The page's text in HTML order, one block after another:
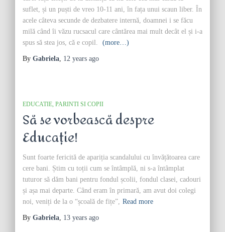
suflet, și un puști de vreo 10-11 ani, în fața unui scaun liber. În
acele câteva secunde de dezbatere internă, doamnei i se făcu
milă când îi văzu rucsacul care cântărea mai mult decât el și i-a
spus să stea jos, că e copil.
(more…)
By Gabriela 12 years ago
EDUCATIE PARINTI SI COPII
Să se vorbească despre
Educație!
Sunt foarte fericită de apariția scandalului cu învățătoarea care
cere bani. Știm cu toții cum se întâmplă, ni s-a întâmplat
tuturor să dăm bani pentru fondul școlii, fondul clasei, cadouri
și așa mai departe. Când eram în primară, am avut doi colegi
noi, veniți de la o “școală de fițe”, Read more
By Gabriela 13 years ago